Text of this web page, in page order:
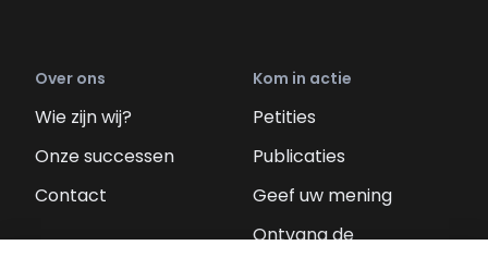
Over ons
Wie zijn wij?
Onze successen
Contact
Kom in actie
Petities
Publicaties
Geef uw mening
Ontvang de